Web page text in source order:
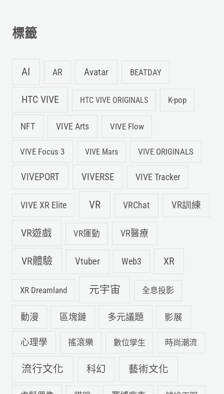
:標籤
AI AR Avatar BEATDAY
HTC VIVE HTC VIVE ORIGINALS K-pop
NFT VIVE Arts VIVE Flow
VIVE Focus 3 VIVE Mars VIVE ORIGINALS
VIVEPORT VIVERSE VIVE Tracker
VIVE XR Elite VR VRChat VR訓練
VR遊戲 VR運動 VR醫療
VR體驗 Vtuber Web3 XR
XR Dreamland 元宇宙 全息投影
動漫 區塊鏈 多元議題 影展
心理學 搖滾樂 數位孿生 時尚潮流
流行文化 科幻 藝術文化